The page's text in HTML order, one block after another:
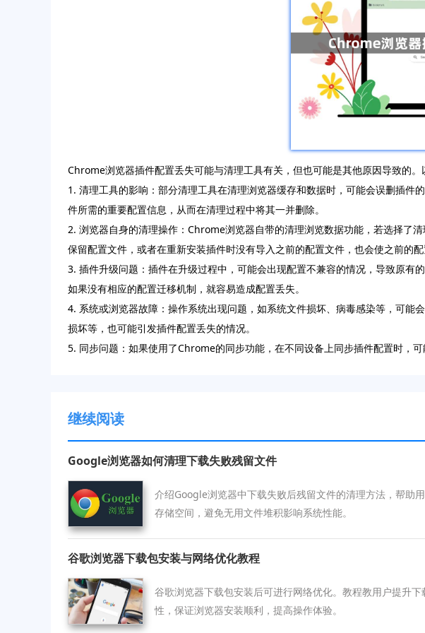
Chrome浏览器插件配置丢失可能与清理工具有关，但也可能是其他原因导致的。
1. 清理工具的影响：部分清理工具在清理浏览器缓存和数据时，可能会误删插
件所需的重要配置信息，从而在清理过程中将其一并删除。
2. 浏览器自身的清理操作：Chrome浏览器自带的清理浏览数据功能，若选择了
保留配置文件，或者在重新安装插件时没有导入之前的配置文件，也会使之前的配
3. 插件升级问题：插件在升级过程中，可能会出现配置不兼容的情况，导致原有
如果没有相应的配置迁移机制，就容易造成配置丢失。
4. 系统或浏览器故障：操作系统出现问题，如系统文件损坏、病毒感染等，可
损坏等，也可能引发插件配置丢失的情况。
5. 同步问题：如果使用了Chrome的同步功能，在不同设备上同步插件配置时，
继续阅读
Google浏览器如何清理下载失败残留文件
介绍Google浏览器中下载失败后残留文件的清理方法，帮助
存储空间，避免无用文件堆积影响系统性能。
谷歌浏览器下载包安装与网络优化教程
谷歌浏览器下载包安装后可进行网络优化。教程教用户提升下
性，保证浏览器安装顺利，提高操作体验。